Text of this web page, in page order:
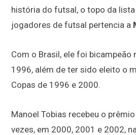
história do futsal, o topo da
jogadores de futsal pertencia a
Com o Brasil, ele foi bicampeão
1996, além de ter sido eleito o
Copas de 1996 e 2000.
Manoel Tobias recebeu o
vezes, em 2000, 2001 e 2002,